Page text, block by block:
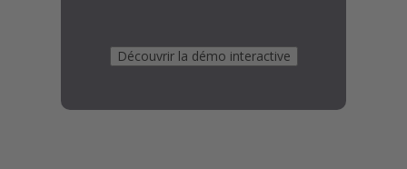
Découvrir la démo interactive